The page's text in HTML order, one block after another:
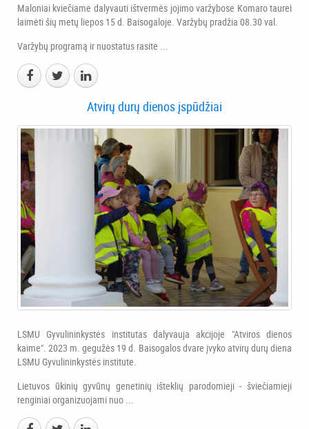
Maloniai kviečiame dalyvauti ištvermės jojimo varžybose Komaro taurei
laimėti šių metų liepos 15 d. Baisogaloje. Varžybų pradžia 08.30 val.
Varžybų programą ir nuostatus rasite ...
Atvirų durų dienos įspūdžiai
LSMU Gyvulininkystės institutas dalyvauja akcijoje "Atviros dienos
kaime". 2023 m. gegužės 19 d. Baisogalos dvare įvyko atvirų durų diena
LSMU Gyvulininkystės institute.
Lietuvos ūkinių gyvūnų genetinių išteklių parodomieji - šviečiamieji
renginiai organizuojami nuo ...